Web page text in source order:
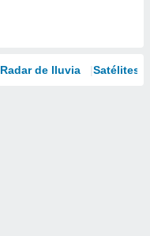
Radar de lluvia Satélites